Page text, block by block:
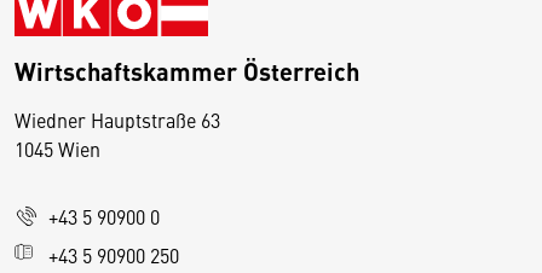
Wirtschaftskammer Österreich
Wiedner Hauptstraße 63
1045 Wien
+43 5 90900 0
+43 5 90900 250
D
s
e